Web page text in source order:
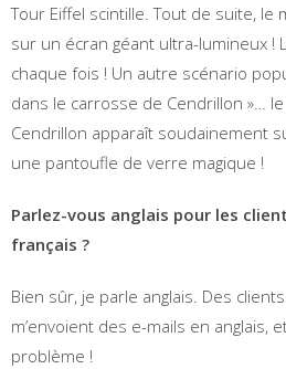
Tour Eiffel scintille. Tout de suite, le
sur un écran géant ultra-lumineux !
chaque fois ! Un autre scénario
dans le carrosse de Cendrillon »…
Cendrillon apparaît soudainement
une pantoufle de verre magique !
Parlez-vous anglais pour les
français ?
Bien sûr, je parle anglais. Des
m’envoient des e-mails en anglais,
problème !